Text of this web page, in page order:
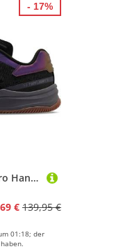
hummel HB Topflight Pro Handballschuh
€ 139,95 €
01:18; der
- 17%